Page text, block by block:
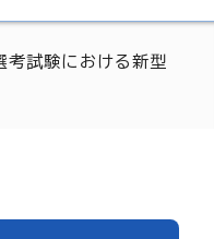
考試験における新型